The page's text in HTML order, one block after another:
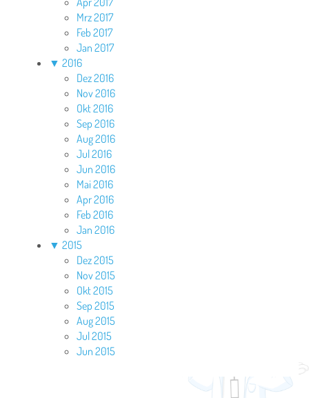
Mrz 2017
Feb 2017
Jan 2017
▼ 2016
Dez 2016
Nov 2016
Okt 2016
Sep 2016
Aug 2016
Jul 2016
Jun 2016
Mai 2016
Apr 2016
Feb 2016
Jan 2016
▼ 2015
Dez 2015
Nov 2015
Okt 2015
Sep 2015
Aug 2015
Jul 2015
Jun 2015